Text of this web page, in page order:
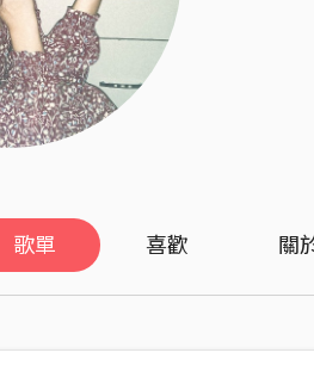
歌單 喜歡 關